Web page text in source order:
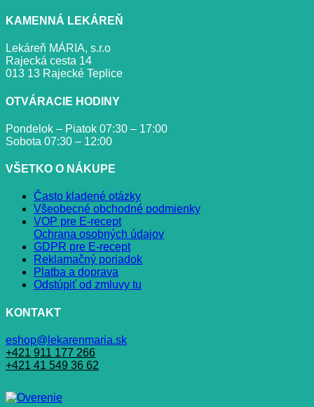
KAMENNÁ LEKÁREŇ
Lekáreň MÁRIA, s.r.o
Rajecká cesta 14
013 13 Rajecké Teplice
OTVÁRACIE HODINY
Pondelok – Piatok 07:30 – 17:00
Sobota 07:30 – 12:00
VŠETKO O NÁKUPE
Často kladené otázky
Všeobecné obchodné podmienky
VOP pre E-recept
Ochrana osobných údajov
GDPR pre E-recept
Reklamačný poriadok
Platba a doprava
Odstúpiť od zmluvy tu
KONTAKT
eshop@lekarenmaria.sk
+421 911 177 266
+421 41 549 36 62